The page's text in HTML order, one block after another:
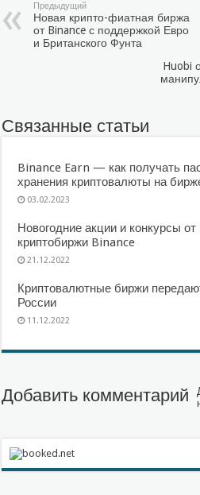
Предыдущий
Новая крипто-фиатная биржа
от Binance с поддержкой Евро
и Британского Фунта
Huobi
Связанные статьи
Binance Earn — как получать
хранения криптовалюты на
03.02.2023
Новогодние акции и конкурсы
криптобиржи Binance
21.12.2022
Криптовалютные биржи
России
11.12.2022
Добавить комментарий